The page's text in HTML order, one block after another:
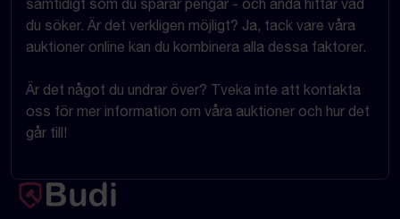
samtidigt som du sparar pengar - och ändå hittar vad
du söker. Är det verkligen möjligt? Ja, tack vare våra
auktioner online kan du kombinera alla dessa faktorer.
Är det något du undrar över? Tveka inte att kontakta
oss för mer information om våra auktioner och hur det
går till!